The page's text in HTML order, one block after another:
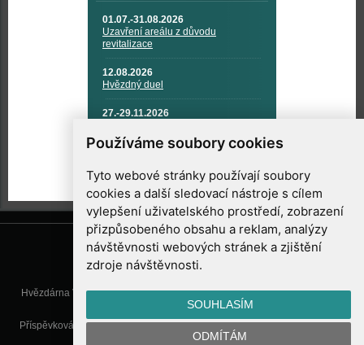
Používáme soubory cookies
Tyto webové stránky používají soubory
cookies a další sledovací nástroje s cílem
vylepšení uživatelského prostředí, zobrazení
přizpůsobeného obsahu a reklam, analýzy
návštěvnosti webových stránek a zjištění
zdroje návštěvnosti.
SOUHLASÍM
ODMÍTÁM
01.07.-31.08.2026
Uzavření areálu z důvodu
revitalizace
12.08.2026
Hvězdný duel
27.-29.11.2026
TECHNIKA A KOSMICKÉ
TECHNOLOGIE
Hvězdárna Valašské Meziříčí, příspěvková organizace, Vsetínská 78, 757
01 Valašské Meziříčí
Příspěvková organizace Zlínského kraje. Telefon:571 611 928, Mobil:777
info@astrovm.cz